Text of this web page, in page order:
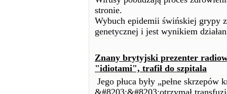
stronie.
Wybuch epidemii świńskiej grypy
genetycznej i jest wynikiem
Znany brytyjski prezenter
"idiotami", trafił do szpitala
Jego płuca były „pełne
&#8203;&#8203;otrzymał